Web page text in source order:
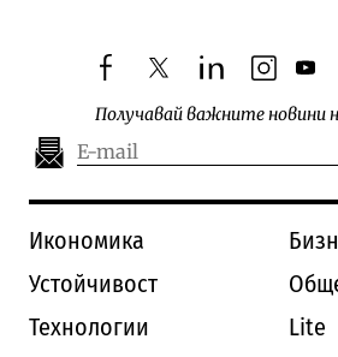
facebooktwitterlinkedin
Получавай важните новини
Икономика
Устойчивост
Технологии
Lite